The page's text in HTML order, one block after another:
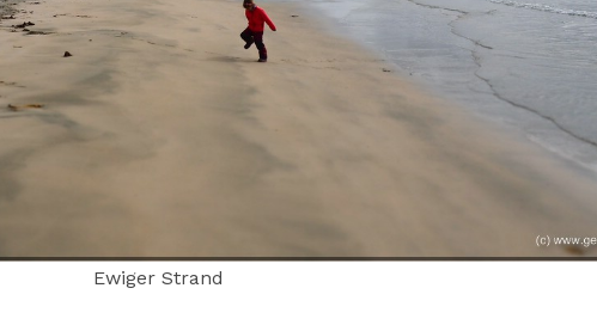
Ewiger Strand